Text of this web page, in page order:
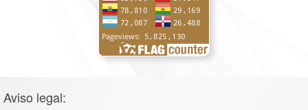
Aviso legal: